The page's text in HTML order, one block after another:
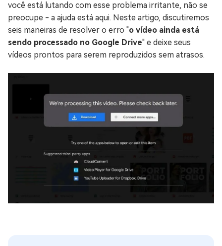
você está lutando com esse problema irritante, não se
preocupe - a ajuda está aqui. Neste artigo, discutiremos
seis maneiras de resolver o erro "o vídeo ainda está
sendo processado no Google Drive" e deixe seus
vídeos prontos para serem reproduzidos sem atrasos.